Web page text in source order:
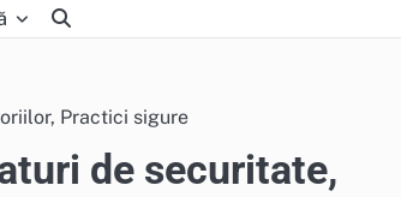
Practici sigure
de securitate,